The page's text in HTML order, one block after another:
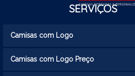
SERVIÇOS
Camisas com Logo
Camisas com Logo Preço